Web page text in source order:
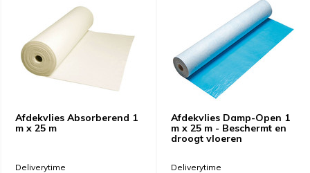
Afdekvlies Absorberend 1
m x 25 m
Deliverytime
Afdekvlies Damp-Open 1
m x 25 m - Beschermt en
droogt vloeren
Deliverytime